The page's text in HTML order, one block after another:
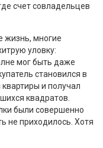
счет совладельцев
жизнь, многие
уловку:
мог быть даже
становился в
и получал
квадратов.
были совершенно
не приходилось. Хотя